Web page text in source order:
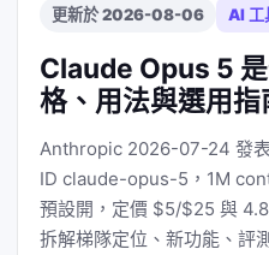
更新於 2026-08-06 AI 工
Claude Opus 5
格、用法與選用指
Anthropic 2026-07-24 發
ID claude-opus-5，1M
預設開，定價 $5/$25 與
拆解梯隊定位、新功能、評